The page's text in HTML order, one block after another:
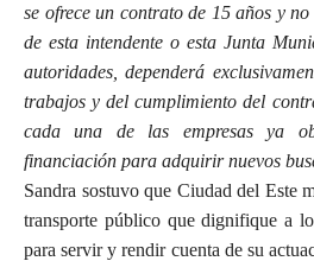
se ofrece un contrato de 15 años y
de esta intendente o esta Junta
autoridades, dependerá
trabajos y del cumplimiento del
cada una de las empresas ya
financiación para adquirir nuevos
Sandra sostuvo que Ciudad del Este
transporte público que dignifique a
para servir y rendir cuenta de su